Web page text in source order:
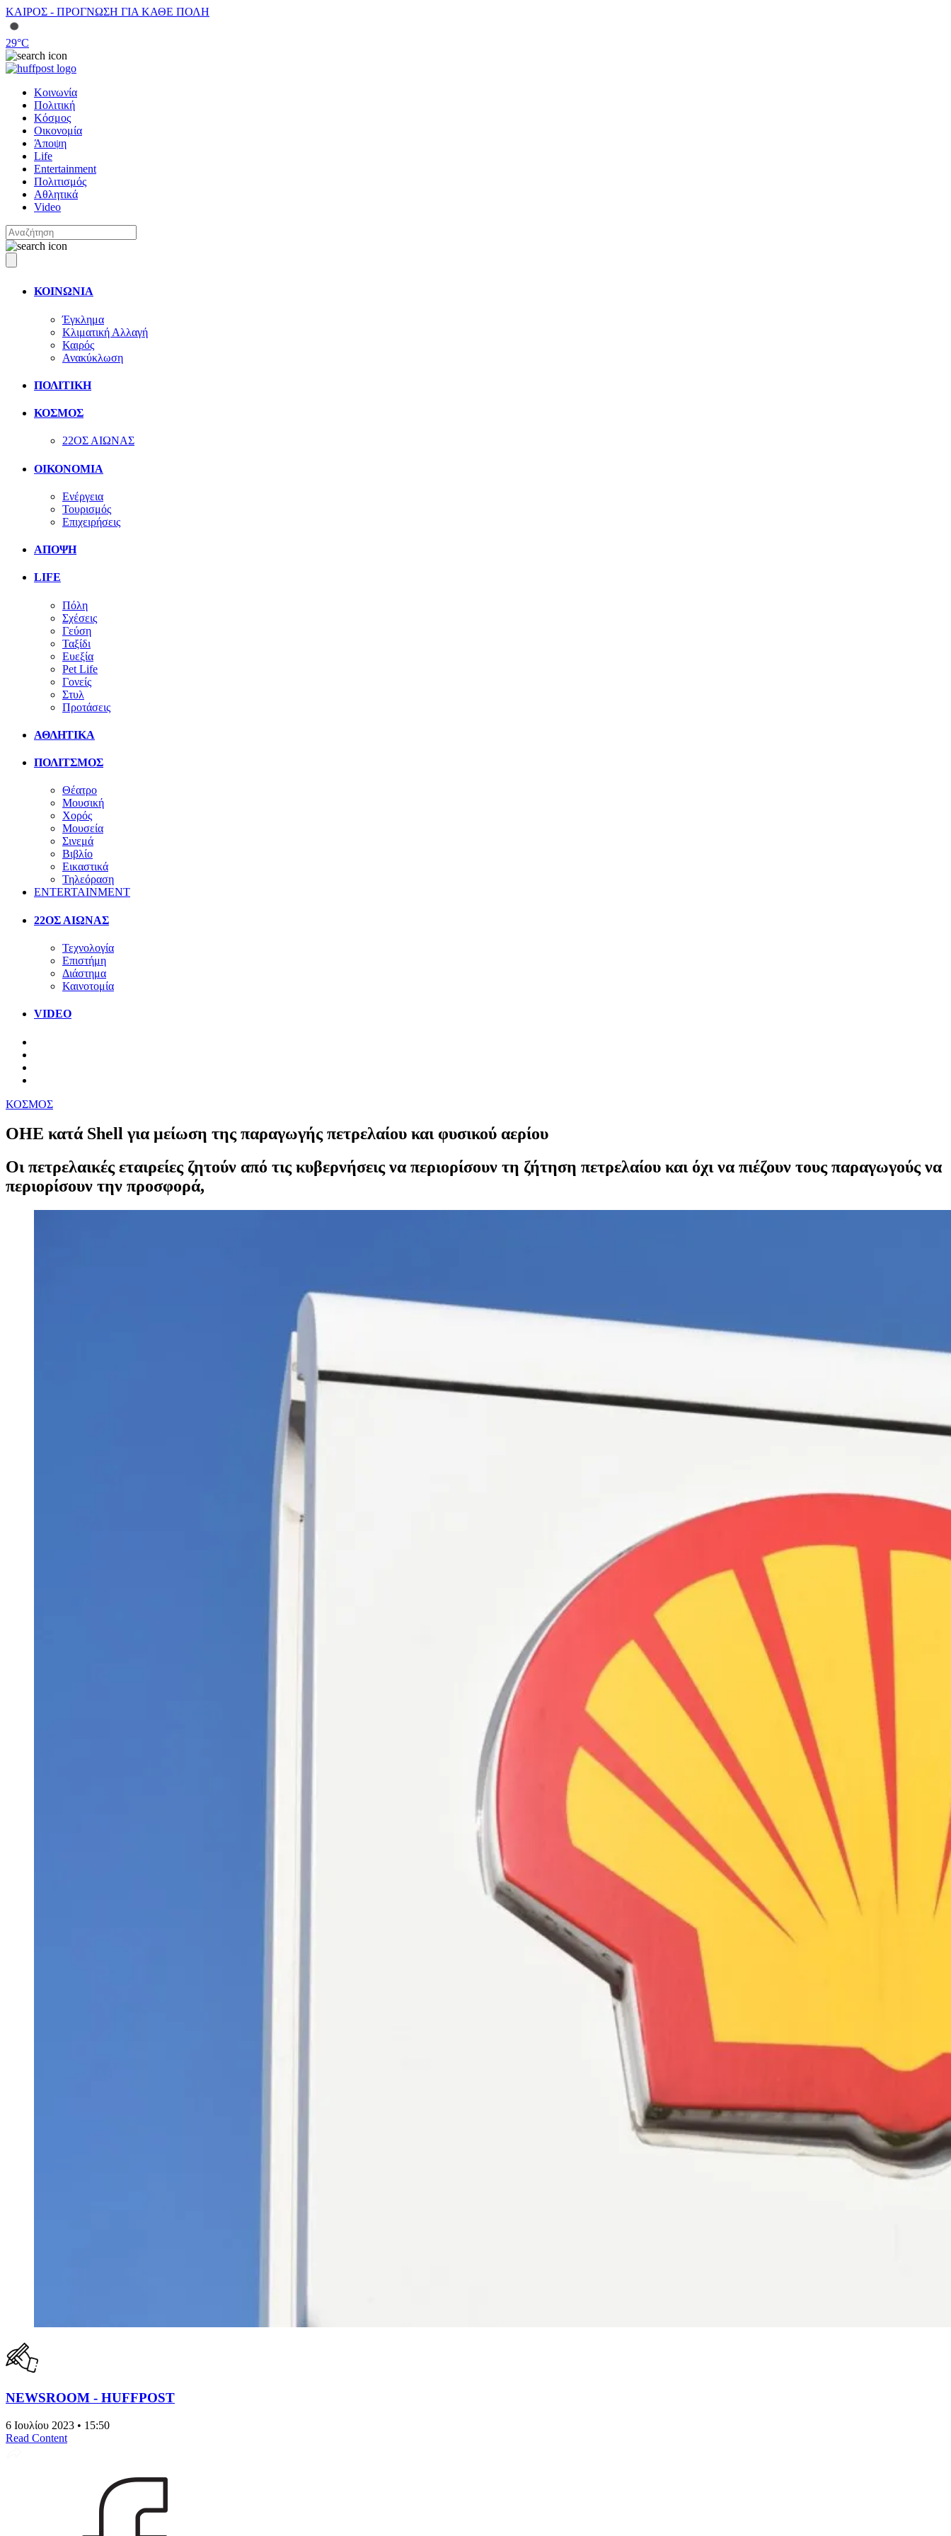
ΚΑΙΡΟΣ - ΠΡΟΓΝΩΣΗ ΓΙΑ ΚΑΘΕ ΠΟΛΗ
29°C
Κοινωνία
Πολιτική
Κόσμος
Οικονομία
Άποψη
Life
Entertainment
Πολιτισμός
Αθλητικά
Video
ΚΟΙΝΩΝΙΑ
Έγκλημα
Κλιματική Αλλαγή
Καιρός
Ανακύκλωση
ΠΟΛΙΤΙΚΗ
ΚΟΣΜΟΣ
22ΟΣ ΑΙΩΝΑΣ
ΟΙΚΟΝΟΜΙΑ
Ενέργεια
Τουρισμός
Επιχειρήσεις
ΑΠΟΨΗ
LIFE
Πόλη
Σχέσεις
Γεύση
Ταξίδι
Ευεξία
Pet Life
Γονείς
Στυλ
Προτάσεις
ΑΘΛΗΤΙΚΑ
ΠΟΛΙΤΣΜΟΣ
Θέατρο
Μουσική
Χορός
Μουσεία
Σινεμά
Βιβλίο
Εικαστικά
Τηλεόραση
ENTERTAINMENT
22ΟΣ ΑΙΩΝΑΣ
Τεχνολογία
Επιστήμη
Διάστημα
Καινοτομία
VIDEO
ΚΟΣΜΟΣ
ΟΗΕ κατά Shell για μείωση της παραγωγής πετρελαίου και φυσικού αερίου
Οι πετρελαικές εταιρείες ζητούν από τις κυβερνήσεις να περιορίσουν τη ζήτηση πετρελαίου και όχι να πιέζουν τους παραγωγούς να
περιορίσουν την προσφορά,
NEWSROOM - HUFFPOST
6 Ιουλίου 2023 • 15:50
Read Content